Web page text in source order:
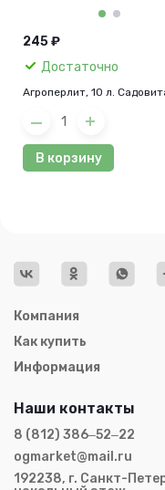
245 ₽
Достаточно
Агроперлит, 10 л.
В корзину
Компания
Как купить
Информация
Наши контакты
8 (812) 386‒52‒22
ogmarket@mail.ru
192238, г. Санкт-